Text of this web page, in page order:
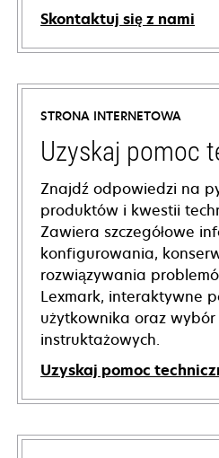
Skontaktuj się z nami
STRONA INTERNETOWA
Uzyskaj pomoc
Znajdź odpowiedzi na
produktów i kwestii
Zawiera szczegółowe
konfigurowania,
rozwiązywania
Lexmark, interaktywne
użytkownika oraz
instruktażowych.
Uzyskaj pomoc
opens
in